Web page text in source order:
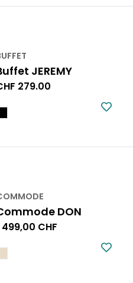
JEREMY
279.00
DON
499,00 CHF